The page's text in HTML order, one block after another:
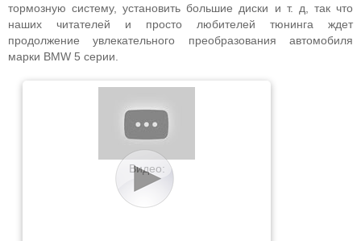
тормозную систему, установить большие диски и т. д, так что
наших читателей и просто любителей тюнинга ждет
продолжение увлекательного преобразования автомобиля
марки BMW 5 серии.
Видео: